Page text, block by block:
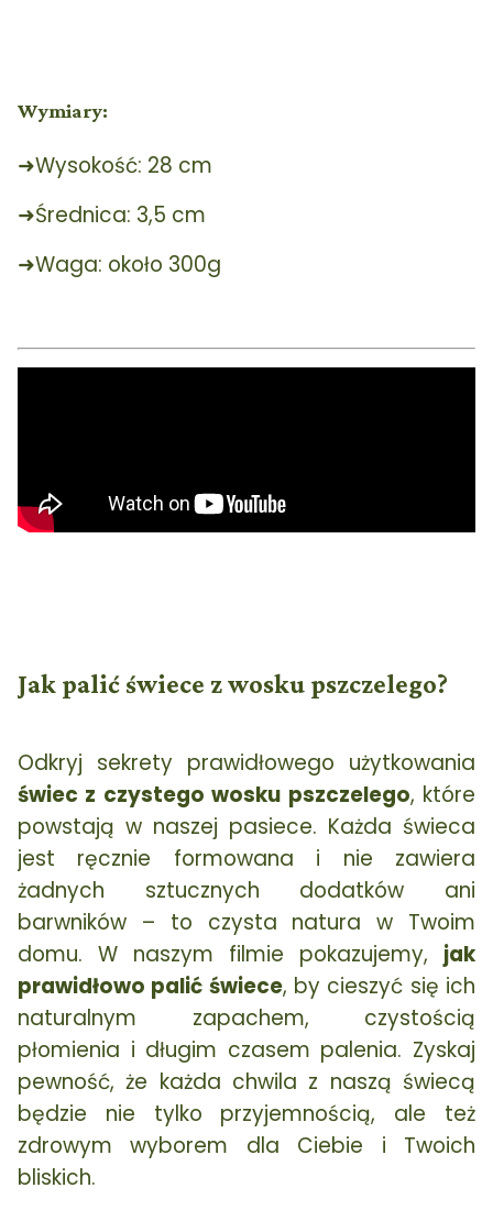
Wymiary:
➜Wysokość: 28 cm
➜Średnica: 3,5 cm
➜Waga: około 300g
Jak palić świece z wosku pszczelego?
Odkryj sekrety prawidłowego użytkowania
świec z czystego wosku pszczelego, które
powstają w naszej pasiece. Każda świeca
jest ręcznie formowana i nie zawiera
żadnych sztucznych dodatków ani
barwników – to czysta natura w Twoim
domu. W naszym filmie pokazujemy, jak
prawidłowo palić świece, by cieszyć się ich
naturalnym zapachem, czystością
płomienia i długim czasem palenia. Zyskaj
pewność, że każda chwila z naszą świecą
będzie nie tylko przyjemnością, ale też
zdrowym wyborem dla Ciebie i Twoich
bliskich.